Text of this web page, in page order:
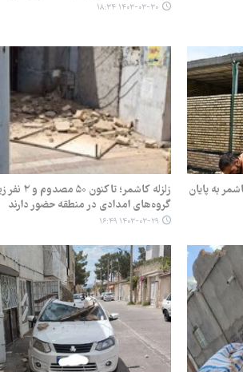
۱۴۰۳-۰۳-۳۰ ۱۸:۳۴
به پایان
زلزله کاشمر؛
گروه‌های امدادی در منطقه حضور دارند
۱۴۰۳-۰۳-۲۹ ۱۶:۴۹